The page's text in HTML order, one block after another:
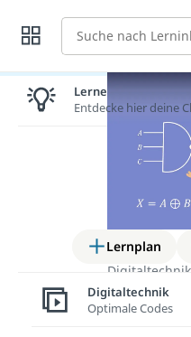
Suche
Lernplan
Digitaltechnik
XOR-
Lernen lohnt sich!
Entdecke hier deine
Digitaltechnik
Optimale Codes